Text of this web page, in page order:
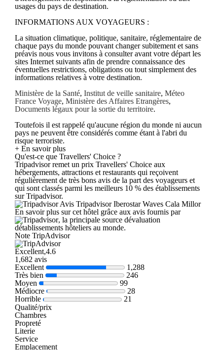
usages du pays de destination.
INFORMATIONS AUX VOYAGEURS :
La situation climatique, politique, sanitaire, réglementaire de
chaque pays du monde pouvant changer subitement et sans
préavis nous vous invitons à consulter avant votre départ les
sites Internet suivants afin de prendre connaissance des
éventuelles restrictions, obligations ou tout simplement des
informations relatives à votre destination.
Ministère de la Santé, Institut de veille sanitaire, Méteo
France Voyage, Ministère des Affaires Etrangères,
Documents légaux pour la sortie du territoire.
Toutefois il est rappelé qu'aucune région du monde ni aucun
pays ne peuvent être considérés comme étant à l'abri du
risque terroriste.
+ En savoir plus
Qu'est-ce que Travellers' Choice ?
Tripadvisor remet un prix Travellers' Choice aux
hébergements, attractions et restaurants qui reçoivent
régulièrement de très bons avis de la part des voyageurs et
qui sont classés parmi les meilleurs 10 % des établissements
sur Tripadvisor.
Avis Tripadvisor Iberostar Waves Cala Millor
En savoir plus sur cet hôtel grâce aux avis fournis par
, la principale source dévaluation
détablissements hôteliers au monde.
Note TripAdvisor
Excellent,4.6
1,682 avis
Excellent
1,288
Très bien
246
Moyen
99
Médiocre
28
Horrible
21
Qualité/prix
Chambres
Propreté
Literie
Service
Emplacement